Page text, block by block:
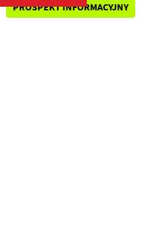
PROSPEKT INFORMACYJNY